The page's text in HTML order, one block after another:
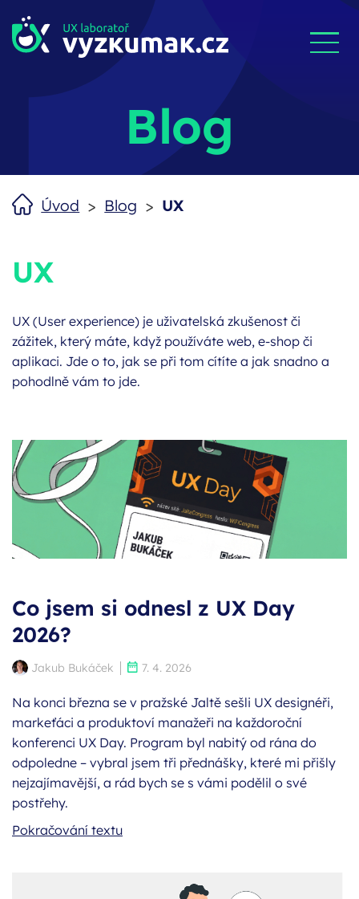
Blog
Úvod > Blog > UX
Category:
UX
UX (User experience) je uživatelská zkušenost či
zážitek, který máte, když používáte web, e-shop či
aplikaci. Jde o to, jak se při tom cítíte a jak snadno a
pohodlně vám to jde.
Co jsem si odnesl z UX Day
2026?
Autor:Jakub Bukáček Publikováno:
7. 4. 2026
Na konci března se v pražské Jaltě sešli UX designéři,
markeťáci a produktoví manažeři na každoroční
konferenci UX Day. Program byl nabitý od rána do
odpoledne – vybral jsem tři přednášky, které mi přišly
nejzajímavější, a rád bych se s vámi podělil o své
postřehy.
Pokračování textuCo jsem si odnesl z UX Day 2026?